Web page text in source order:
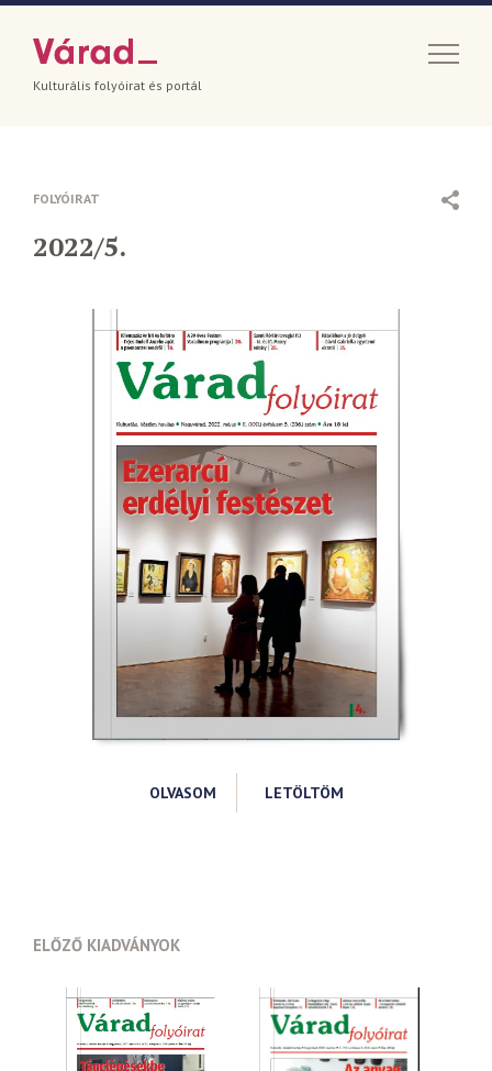
Kulturális folyóirat és portál
FOLYÓIRAT
2022/5.
OLVASOM LETÖLTÖM
ELŐZŐ KIADVÁNYOK